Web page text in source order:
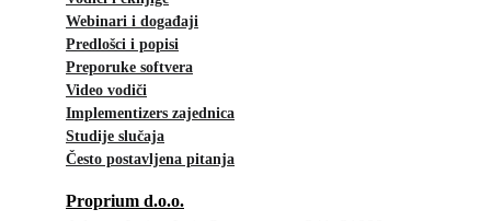
Webinari i događaji
Predlošci i popisi
Preporuke softvera
Video vodiči
Implementizers zajednica
Studije slučaja
Često postavljena pitanja
Proprium d.o.o.